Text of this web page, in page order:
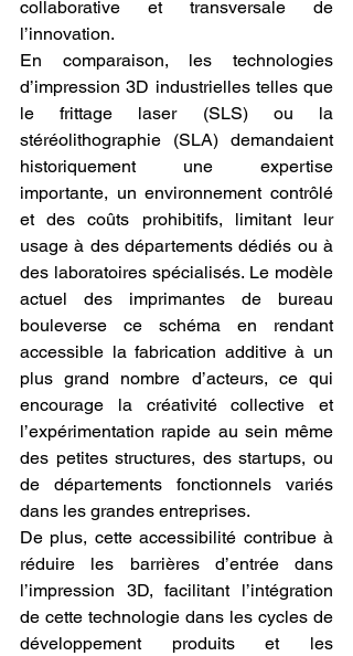
collaborative et transversale de
l’innovation.
En comparaison, les technologies
d’impression 3D industrielles telles que
le frittage laser (SLS) ou la
stéréolithographie (SLA) demandaient
historiquement une expertise
importante, un environnement contrôlé
et des coûts prohibitifs, limitant leur
usage à des départements dédiés ou à
des laboratoires spécialisés. Le modèle
actuel des imprimantes de bureau
bouleverse ce schéma en rendant
accessible la fabrication additive à un
plus grand nombre d’acteurs, ce qui
encourage la créativité collective et
l’expérimentation rapide au sein même
des petites structures, des startups, ou
de départements fonctionnels variés
dans les grandes entreprises.
De plus, cette accessibilité contribue à
réduire les barrières d’entrée dans
l’impression 3D, facilitant l’intégration
de cette technologie dans les cycles de
développement produits et les